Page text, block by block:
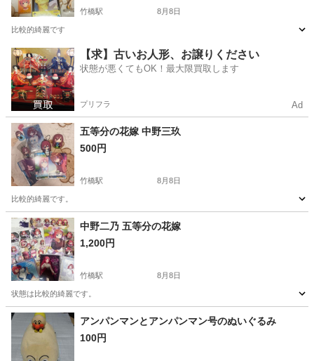
竹橋駅 8月8日
比較的綺麗です
東京 千代田区 竹橋駅 おもちゃ
【求】古いお人形、お譲りください
状態が悪くてもOK！最大限買取します
プリフラ Ad
五等分の花嫁 中野三玖
500円
竹橋駅 8月8日
比較的綺麗です。
東京 千代田区 竹橋駅 おもちゃ
中野二乃 五等分の花嫁
1,200円
竹橋駅 8月8日
状態は比較的綺麗です。
東京 千代田区 竹橋駅 おもちゃ
アンパンマンとアンパンマン号のぬいぐるみ
100円